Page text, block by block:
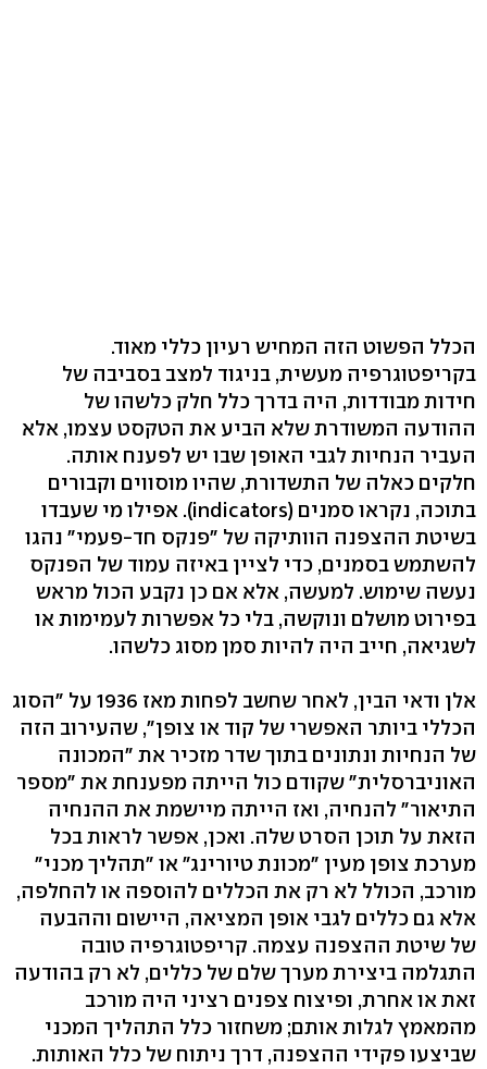
הכלל הפשוט הזה המחיש רעיון כללי מאוד.
בקריפטוגרפיה מעשית, בניגוד למצב בסביבה של
חידות מבודדות, היה בדרך כלל חלק כלשהו של
ההודעה המשודרת שלא הביע את הטקסט עצמו, אלא
העביר הנחיות לגבי האופן שבו יש לפענח אותה.
חלקים כאלה של התשדורת, שהיו מוסווים וקבורים
בתוכה, נקראו סמנים (indicators). אפילו מי שעבדו
בשיטת ההצפנה הוותיקה של "פנקס חד-פעמי" נהגו
להשתמש בסמנים, כדי לציין באיזה עמוד של הפנקס
נעשה שימוש. למעשה, אלא אם כן נקבע הכול מראש
בפירוט מושלם ונוקשה, בלי כל אפשרות לעמימות או
לשגיאה, חייב היה להיות סמן מסוג כלשהו.
אלן ודאי הבין, לאחר שחשב לפחות מאז 1936 על "הסוג
הכללי ביותר האפשרי של קוד או צופן", שהעירוב הזה
של הנחיות ונתונים בתוך שדר מזכיר את "המכונה
האוניברסלית" שקודם כול הייתה מפענחת את "מספר
התיאור" להנחיה, ואז הייתה מיישמת את ההנחיה
הזאת על תוכן הסרט שלה. ואכן, אפשר לראות בכל
מערכת צופן מעין "מכונת טיורינג" או "תהליך מכני"
מורכב, הכולל לא רק את הכללים להוספה או להחלפה,
אלא גם כללים לגבי אופן המציאה, היישום וההבעה
של שיטת ההצפנה עצמה. קריפטוגרפיה טובה
התגלמה ביצירת מערך שלם של כללים, לא רק בהודעה
זאת או אחרת, ופיצוח צפנים רציני היה מורכב
מהמאמץ לגלות אותם; משחזור כלל התהליך המכני
שביצעו פקידי ההצפנה, דרך ניתוח של כלל האותות.